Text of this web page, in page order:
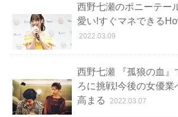
西野七瀬のポニーテー
愛い!すぐマネできる
2022.03.09
西野七瀬 『孤狼の血』
ろに挑戦!今後の女優業
高まる
2022.03.07